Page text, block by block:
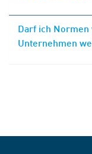
Darf ich
Unternehmen